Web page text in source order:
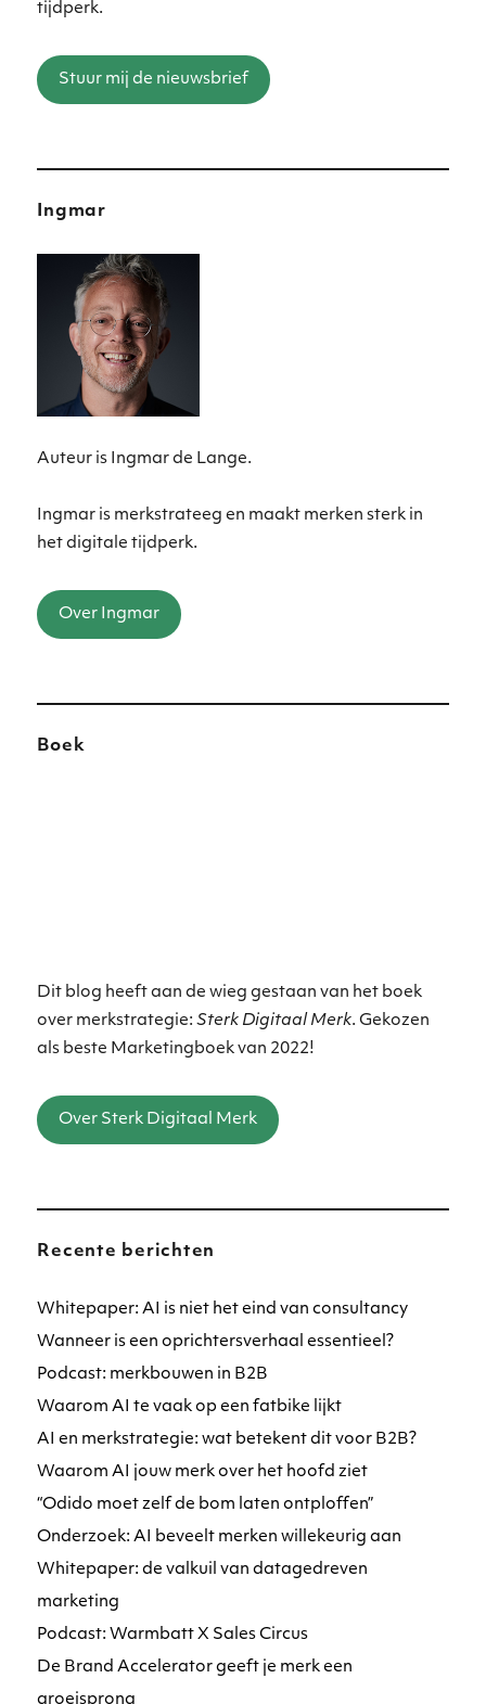
tijdperk.
Stuur mij de nieuwsbrief
Ingmar
Auteur is Ingmar de Lange.
Ingmar is merkstrateeg en maakt merken sterk in
het digitale tijdperk.
Over Ingmar
Boek
Dit blog heeft aan de wieg gestaan van het boek
over merkstrategie:Sterk Digitaal Merk. Gekozen
als beste Marketingboek van 2022!
Over Sterk Digitaal Merk
Recente berichten
Whitepaper: AI is niet het eind van consultancy
Wanneer is een oprichtersverhaal essentieel?
Podcast: merkbouwen in B2B
Waarom AI te vaak op een fatbike lijkt
AI en merkstrategie: wat betekent dit voor B2B?
Waarom AI jouw merk over het hoofd ziet
“Odido moet zelf de bom laten ontploffen”
Onderzoek: AI beveelt merken willekeurig aan
Whitepaper: de valkuil van datagedreven
marketing
Podcast: Warmbatt X Sales Circus
De Brand Accelerator geeft je merk een
groeisprong